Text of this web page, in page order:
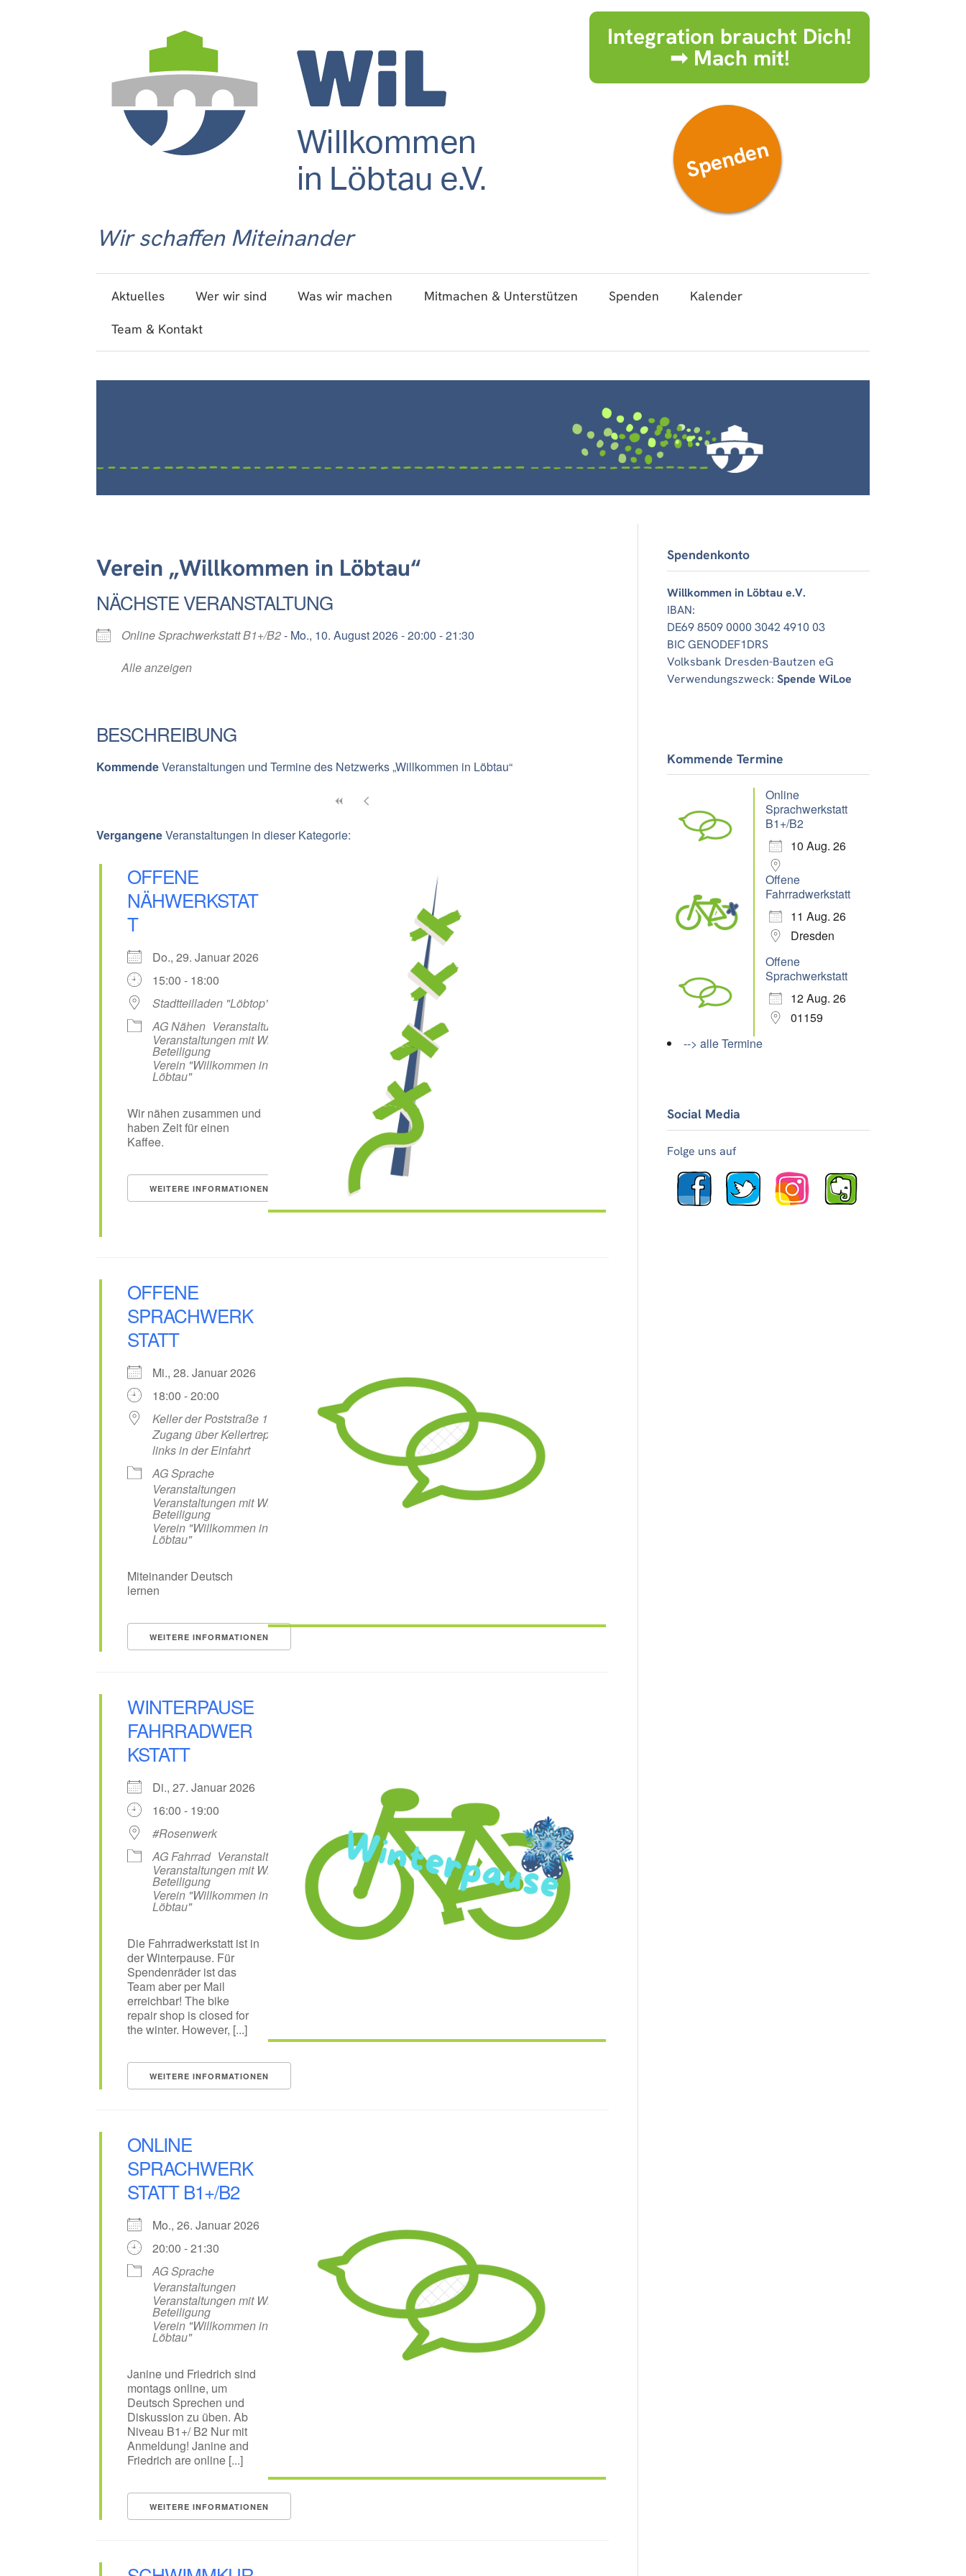
Wir schaffen Miteinander
Integration braucht Dich!
➟ Mach mit!
Spenden
Aktuelles Wer wir sind Was wir machen Mitmachen & Unterstützen Spenden
Kalender
Team & Kontakt
Verein „Willkommen in Löbtau“
NÄCHSTE VERANSTALTUNG
Online Sprachwerkstatt B1+/B2- Mo., 10. August 2026 - 20:00 - 21:30
Alle anzeigen
BESCHREIBUNG
KommendeVeranstaltungen und Termine des Netzwerks „Willkommen in Löbtau“
VergangeneVeranstaltungen in dieser Kategorie:
OFFENE
NÄHWERKSTAT
T
Do., 29. Januar 2026
15:00 - 18:00
Stadtteilladen "Löbtop"
AG Nähen Veranstaltungen
Veranstaltungen mit WiL-
Beteiligung
Verein "Willkommen in
Löbtau"
Wir nähen zusammen und
haben Zeit für einen
Kaffee.
WEITERE INFORMATIONEN
OFFENE
SPRACHWERK
STATT
Mi., 28. Januar 2026
18:00 - 20:00
Keller der Poststraße 13,
Zugang über Kellertreppe
links in der Einfahrt
AG Sprache
Veranstaltungen
Veranstaltungen mit WiL-
Beteiligung
Verein "Willkommen in
Löbtau"
Miteinander Deutsch
lernen
WEITERE INFORMATIONEN
WINTERPAUSE
FAHRRADWER
KSTATT
Di., 27. Januar 2026
16:00 - 19:00
#Rosenwerk
AG Fahrrad Veranstaltungen
Veranstaltungen mit WiL-
Beteiligung
Verein "Willkommen in
Löbtau"
Die Fahrradwerkstatt ist in
der Winterpause. Für
Spendenräder ist das
Team aber per Mail
erreichbar! The bike
repair shop is closed for
the winter. However, [...]
WEITERE INFORMATIONEN
ONLINE
SPRACHWERK
STATT B1+/B2
Mo., 26. Januar 2026
20:00 - 21:30
AG Sprache
Veranstaltungen
Veranstaltungen mit WiL-
Beteiligung
Verein "Willkommen in
Löbtau"
Janine und Friedrich sind
montags online, um
Deutsch Sprechen und
Diskussion zu üben. Ab
Niveau B1+/ B2 Nur mit
Anmeldung! Janine and
Friedrich are online [...]
WEITERE INFORMATIONEN
Spendenkonto
Willkommen in Löbtau e.V.
IBAN:
DE69 8509 0000 3042 4910 03
BIC GENODEF1DRS
Volksbank Dresden-Bautzen eG
Verwendungszweck:Spende WiLoe
Kommende Termine
Online
Sprachwerkstatt
B1+/B2
10 Aug. 26
Offene
Fahrradwerkstatt
11 Aug. 26
Dresden
Offene
Sprachwerkstatt
12 Aug. 26
01159
--> alle Termine
Social Media
Folge uns auf